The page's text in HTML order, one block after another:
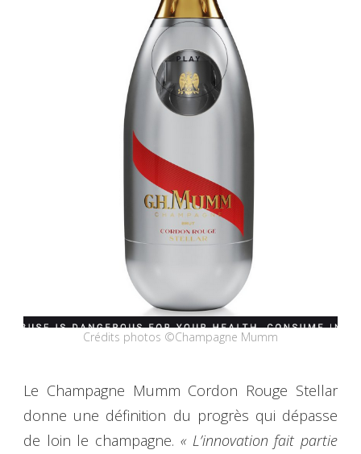
Crédits photos ©Champagne Mumm
Le Champagne Mumm Cordon Rouge Stellar
donne une définition du progrès qui dépasse
de loin le champagne. « L’innovation fait partie